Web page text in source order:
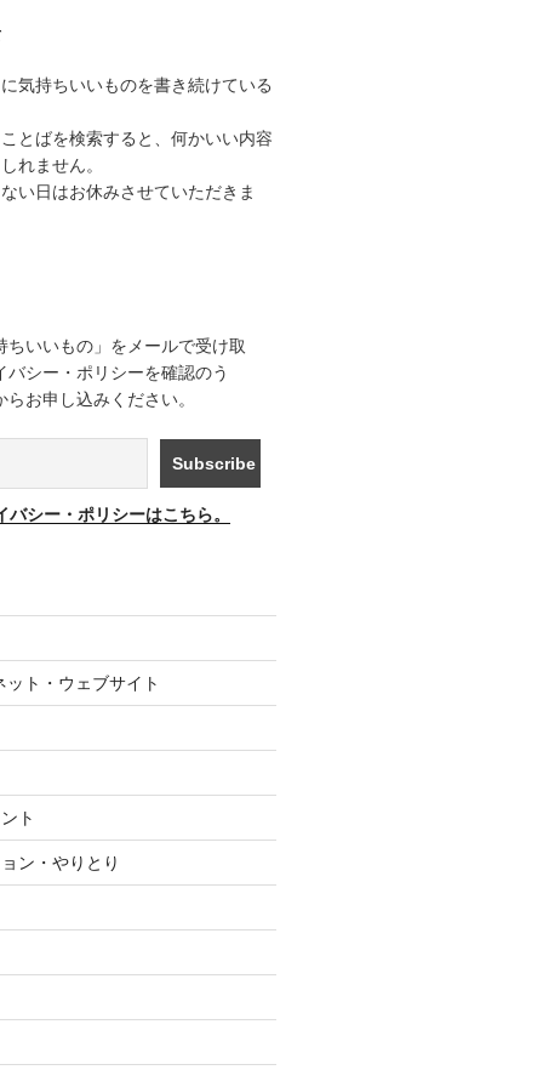
気持ちいいものを書き続けている
とばを検索すると、何かいい内容
れません。
い日はお休みさせていただきま
いいもの」をメールで受け取
バシー・ポリシーを確認のう
お申し込みください。
バシー・ポリシーはこちら。
ト・ウェブサイト
ト
ン・やりとり